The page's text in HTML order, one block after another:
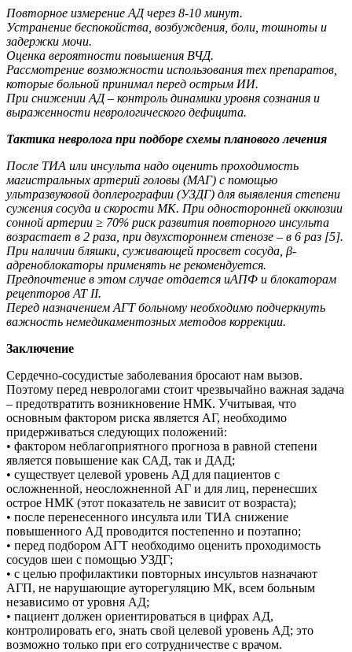
Повторное измерение АД через 8-10 минут.
Устранение беспокойства, возбуждения, боли, тошноты и
задержки мочи.
Оценка вероятности повышения ВЧД.
Рассмотрение возможности использования тех препаратов,
которые больной принимал перед острым ИИ.
При снижении АД – контроль динамики уровня сознания и
выраженности неврологического дефицита.
Тактика невролога при подборе схемы планового лечения
После ТИА или инсульта надо оценить проходимость
магистральных артерий головы (МАГ) с помощью
ультразвуковой доплерографии (УЗДГ) для выявления степени
сужения сосуда и скорости МК. При односторонней окклюзии
сонной артерии ≥ 70% риск развития повторного инсульта
возрастает в 2 раза, при двухстороннем стенозе – в 6 раз [5].
При наличии бляшки, суживающей просвет сосуда, β-
адреноблокаторы применять не рекомендуется.
Предпочтение в этом случае отдается иАПФ и блокаторам
рецепторов АТ II.
Перед назначением АГТ больному необходимо подчеркнуть
важность немедикаментозных методов коррекции.
Заключение
Сердечно-сосудистые заболевания бросают нам вызов.
Поэтому перед неврологами стоит чрезвычайно важная задача
– предотвратить возникновение НМК. Учитывая, что
основным фактором риска является АГ, необходимо
придерживаться следующих положений:
• фактором неблагоприятного прогноза в равной степени
является повышение как САД, так и ДАД;
• существует целевой уровень АД для пациентов с
осложненной, неосложненной АГ и для лиц, перенесших
острое НМК (этот показатель не зависит от возраста);
• после перенесенного инсульта или ТИА снижение
повышенного АД проводится постепенно и поэтапно;
• перед подбором АГТ необходимо оценить проходимость
сосудов шеи с помощью УЗДГ;
• с целью профилактики повторных инсультов назначают
АГП, не нарушающие ауторегуляцию МК, всем больным
независимо от уровня АД;
• пациент должен ориентироваться в цифрах АД,
контролировать его, знать свой целевой уровень АД; это
возможно только при его сотрудничестве с врачом.